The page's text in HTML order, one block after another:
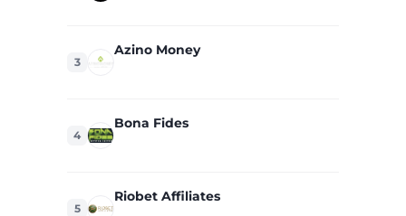
3
Azino Money
4
Bona Fides
5
Riobet Affiliates